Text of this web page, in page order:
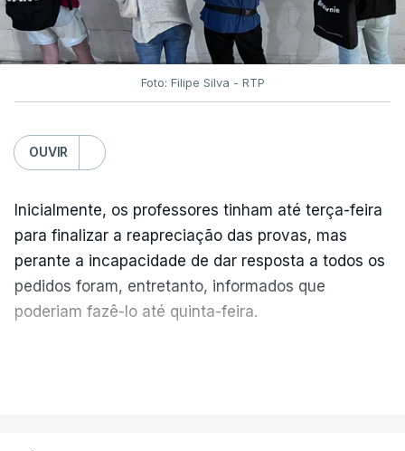
Foto: Filipe Silva - RTP
OUVIR
Inicialmente, os professores tinham até terça-feira
para finalizar a reapreciação das provas, mas
perante a incapacidade de dar resposta a todos os
pedidos foram, entretanto, informados que
poderiam fazê-lo até quinta-feira.